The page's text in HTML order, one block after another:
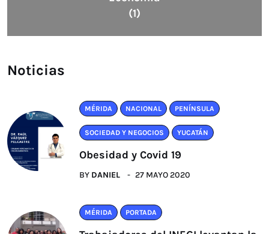
(1)
Noticias
MÉRIDA NACIONAL PENÍNSULA
SOCIEDAD Y NEGOCIOS YUCATÁN
Obesidad y Covid 19
BY DANIEL 27 MAYO 2020
MÉRIDA PORTADA